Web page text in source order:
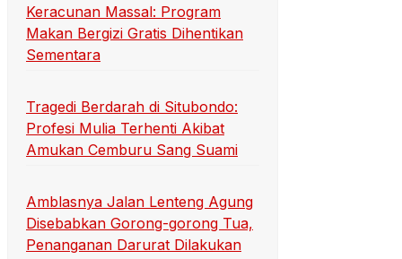
Keracunan Massal: Program
Makan Bergizi Gratis Dihentikan
Sementara
Tragedi Berdarah di Situbondo:
Profesi Mulia Terhenti Akibat
Amukan Cemburu Sang Suami
Amblasnya Jalan Lenteng Agung
Disebabkan Gorong-gorong Tua,
Penanganan Darurat Dilakukan